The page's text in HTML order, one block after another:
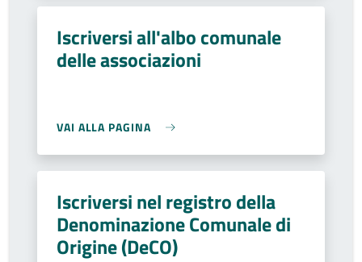
Iscriversi all'albo comunale
delle associazioni
VAI ALLA PAGINA
Iscriversi nel registro della
Denominazione Comunale di
Origine (DeCO)